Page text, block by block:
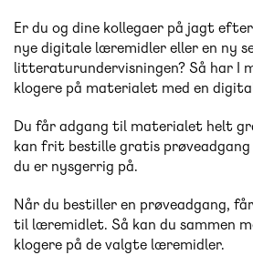
Er du og dine kollegaer på jagt
nye digitale læremidler eller en ny
litteraturundervisningen? Så har I
klogere på materialet med en
Du får adgang til materialet helt
kan frit bestille gratis
du er nysgerrig på.
Når du bestiller en prøveadgang,
til læremidlet. Så kan du sammen
klogere på de valgte læremidler.